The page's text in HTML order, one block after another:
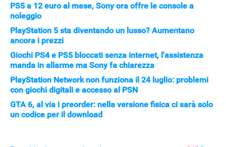
APPLE
PS5 a 12 euro al mese, Sony ora offre le console a
noleggio
PlayStation 5 sta diventando un lusso? Aumentano
ancora i prezzi
Giochi PS4 e PS5 bloccati senza internet, l'assistenza
manda in allarme ma Sony fa chiarezza
PlayStation Network non funziona il 24 luglio: problemi
con giochi digitali e accesso al PSN
GTA 6, al via i preorder: nella versione fisica ci sarà solo
un codice per il download